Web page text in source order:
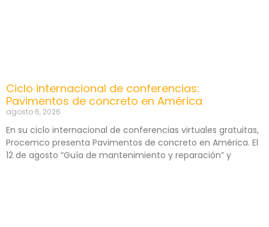
Ciclo internacional de conferencias:
Pavimentos de concreto en América
agosto 6, 2026
En su ciclo internacional de conferencias virtuales gratuitas,
Procemco presenta Pavimentos de concreto en América. El
12 de agosto “Guía de mantenimiento y reparación” y